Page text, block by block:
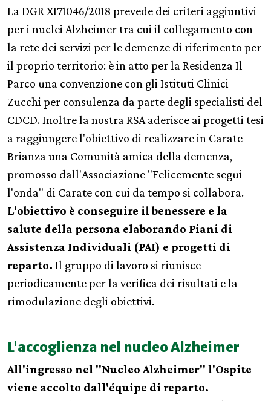
La DGR XI71046/2018 prevede dei criteri aggiuntivi
per i nuclei Alzheimer tra cui il collegamento con
la rete dei servizi per le demenze di riferimento per
il proprio territorio: è in atto per la Residenza Il
Parco una convenzione con gli Istituti Clinici
Zucchi per consulenza da parte degli specialisti del
CDCD. Inoltre la nostra RSA aderisce ai progetti tesi
a raggiungere l'obiettivo di realizzare in Carate
Brianza una Comunità amica della demenza,
promosso dall'Associazione "Felicemente segui
l'onda" di Carate con cui da tempo si collabora.
L'obiettivo è conseguire il benessere e la
salute della persona elaborando Piani di
Assistenza Individuali (PAI) e progetti di
reparto. Il gruppo di lavoro si riunisce
periodicamente per la verifica dei risultati e la
rimodulazione degli obiettivi.
L'accoglienza nel nucleo Alzheimer
All'ingresso nel "Nucleo Alzheimer" l'Ospite
viene accolto dall'équipe di reparto.